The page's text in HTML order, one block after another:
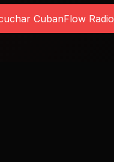
CubanFlow Radio